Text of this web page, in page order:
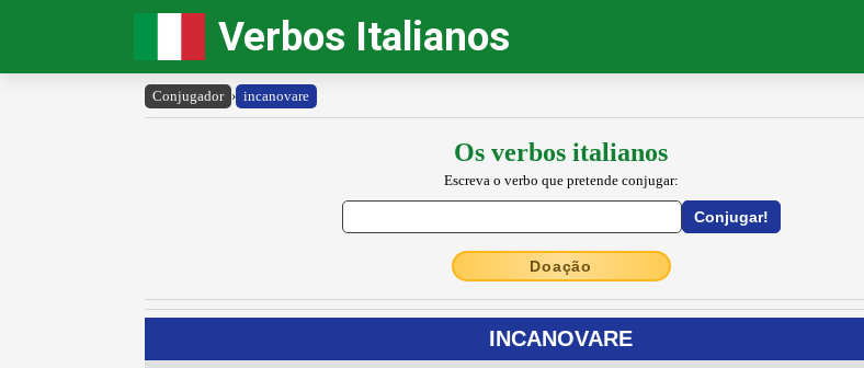
Verbos Italianos
Conjugador › incanovare
Os verbos italianos
Escreva o verbo que pretende conjugar:
Doação
INCANOVARE